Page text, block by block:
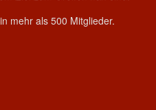
mehr als 500 Mitglieder.